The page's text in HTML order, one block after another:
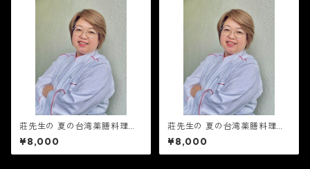
莊先生の 夏の台湾薬膳料理教
室 7月18日(土)午後の部14時〜
¥8,000
莊先生の 夏の台湾薬膳料理教
室 8月29日(土)午前の部10
時〜
¥8,000